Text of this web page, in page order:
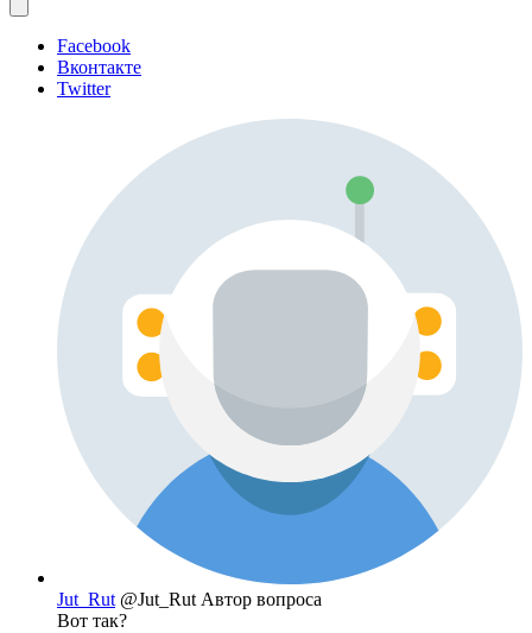
Facebook
Вконтакте
Twitter
Jut_Rut @Jut_Rut Автор вопроса
Вот так?